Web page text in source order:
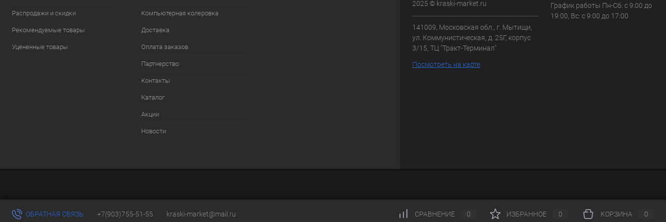
Распродажи и скидки
Рекомендуемые товары
Уцененные товары
Компьютерная колеровка
Доставка
Оплата заказов
Партнерство
Контакты
Каталог
Акции
Новости
2025 © kraski-market.ru
141009, Московская обл., г. Мытищи,
ул. Коммунистическая, д. 25Г, корпус
3/15, ТЦ "Тракт-Терминал"
Посмотреть на карте
График работы Пн-Сб: с 9:00 до
19:00, Вс: с 9:00 до 17:00
ОБРАТНАЯ СВЯЗЬ +7(903)755-51-55 kraski-market@mail.ru СРАВНЕНИЕ 0 ИЗБРАННОЕ 0 КОРЗИНА 0